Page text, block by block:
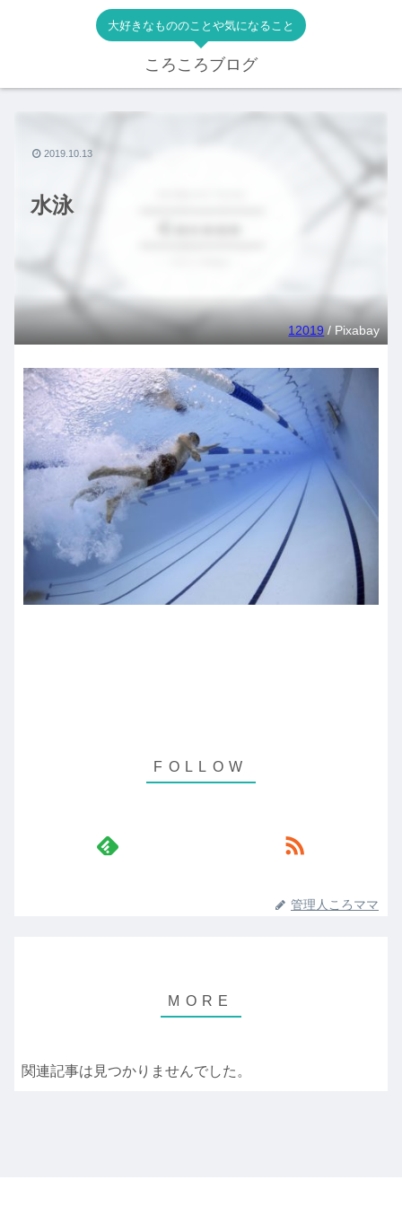
大好きなもののことや気になること
ころころブログ
水泳
12019 / Pixabay
2019.10.13
管理人ころママ
関連記事は見つかりませんでした。